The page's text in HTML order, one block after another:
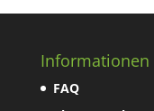
Informationen
FAQ